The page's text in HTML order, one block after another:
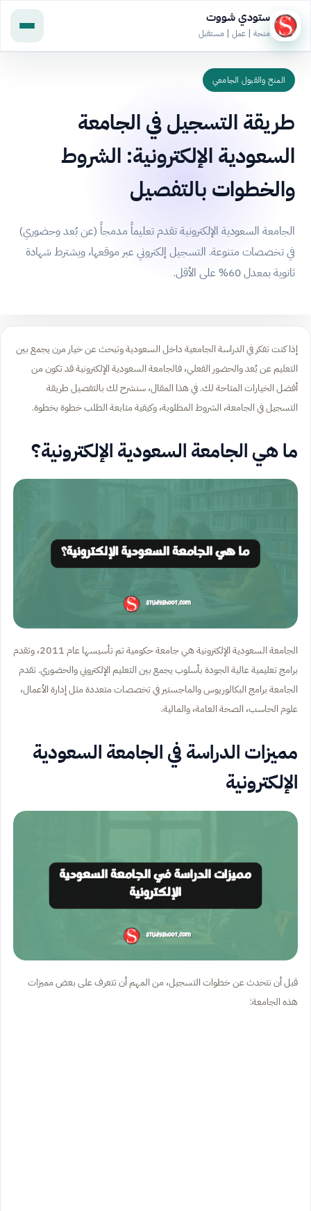
ستودي شووت
منحة | عمل | مستقبل
المنح والقبول الجامعي
طريقة التسجيل في الجامعة
السعودية الإلكترونية: الشروط
والخطوات بالتفصيل
الجامعة السعودية الإلكترونية تقدم تعليماً مدمجاً (عن بُعد وحضوري)
في تخصصات متنوعة. التسجيل إلكتروني عبر موقعها، ويشترط شهادة
ثانوية بمعدل 60% على الأقل.
إذا كنت تفكر في الدراسة الجامعية داخل السعودية وتبحث عن خيار مرن يجمع بين
التعليم عن بُعد والحضور الفعلي، فالجامعة السعودية الإلكترونية قد تكون من
أفضل الخيارات المتاحة لك. في هذا المقال، سنشرح لك بالتفصيل طريقة
التسجيل في الجامعة، الشروط المطلوبة، وكيفية متابعة الطلب خطوة بخطوة.
ما هي الجامعة السعودية الإلكترونية؟
الجامعة السعودية الإلكترونية هي جامعة حكومية تم تأسيسها عام 2011، وتقدم
برامج تعليمية عالية الجودة بأسلوب يجمع بين التعليم الإلكتروني والحضوري. تقدم
الجامعة برامج البكالوريوس والماجستير في تخصصات متعددة مثل إدارة الأعمال،
علوم الحاسب، الصحة العامة، والمالية.
مميزات الدراسة في الجامعة السعودية
الإلكترونية
قبل أن نتحدث عن خطوات التسجيل، من المهم أن تتعرف على بعض مميزات
هذه الجامعة: